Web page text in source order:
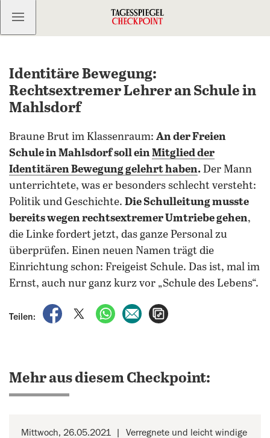
Kostenlos anmelden
Identitäre Bewegung:
Rechtsextremer Lehrer an Schule in
Mahlsdorf
Braune Brut im Klassenraum: An der Freien
Schule in Mahlsdorf soll einMitglied der
Identitären Bewegung gelehrt haben. Der Mann
unterrichtete, was er besonders schlecht versteht:
Politik und Geschichte. Die Schulleitung musste
bereits wegen rechtsextremer Umtriebe gehen,
die Linke fordert jetzt, das ganze Personal zu
überprüfen. Einen neuen Namen trägt die
Einrichtung schon: Freigeist Schule. Das ist, mal im
Ernst, auch nur ganz kurz vor „Schule des Lebens“.
Teilen:
auf Facebook teilen
auf X teilenper WhatsApp teilen
per E-Mail teilen
Mehr aus diesem Checkpoint:
Mittwoch, 26.05.2021
Verregnete und leicht windige